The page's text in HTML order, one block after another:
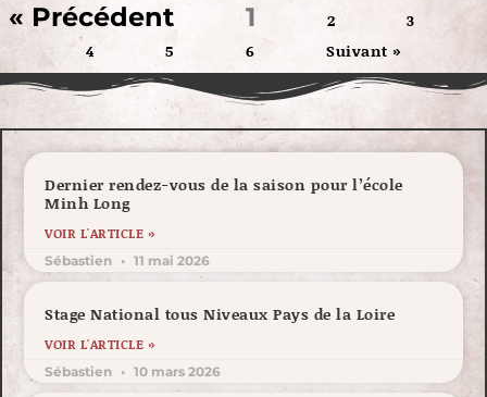
« Précédent 1 2
3
4
5 6 Suivant »
Dernier rendez-vous de la saison pour l’école
Minh Long
VOIR L'ARTICLE »
Sébastien 11 mai 2026
Stage National tous Niveaux Pays de la Loire
VOIR L'ARTICLE »
Sébastien 10 mars 2026